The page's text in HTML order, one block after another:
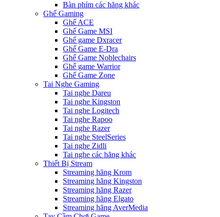
Bàn phím các hãng khác
Ghế Gaming
Ghế ACE
Ghế Game MSI
Ghế game Dxracer
Ghế Game E-Dra
Ghế Game Noblechairs
Ghế game Warrior
Ghế Game Zone
Tai Nghe Gaming
Tai nghe Dareu
Tai nghe Kingston
Tai nghe Logitech
Tai nghe Rapoo
Tai nghe Razer
Tai nghe SteelSeries
Tai nghe Zidli
Tai nghe các hãng khác
Thiết Bị Stream
Streaming hãng Krom
Streaming hãng Kingston
Streaming hãng Razer
Streaming hãng Elgato
Streaming hãng AverMedia